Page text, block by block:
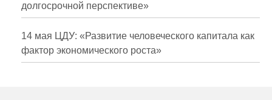
Издания
Проблемы прогнозирования
О журнале
долгосрочной перспективе»
14 мая ЦДУ: «Развитие человеческого капитала как
фактор экономического роста»